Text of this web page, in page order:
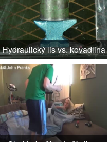
Hydraulický lis vs. kovadlina